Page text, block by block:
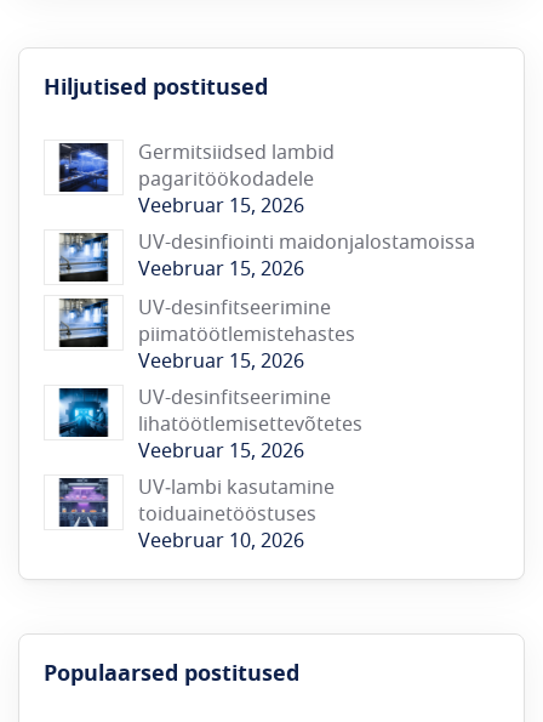
Hiljutised postitused
Germitsiidsed lambid
pagaritöökodadele
Veebruar 15, 2026
UV-desinfiointi maidonjalostamoissa
Veebruar 15, 2026
UV-desinfitseerimine
piimatöötlemistehastes
Veebruar 15, 2026
UV-desinfitseerimine
lihatöötlemisettevõtetes
Veebruar 15, 2026
UV‑lambi kasutamine
toiduainetööstuses
Veebruar 10, 2026
Populaarsed postitused